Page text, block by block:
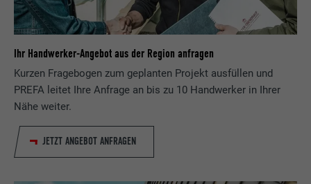
Ihr Handwerker-Angebot aus der Region anfragen
Kurzen Fragebogen zum geplanten Projekt ausfüllen und
PREFA leitet Ihre Anfrage an bis zu 10 Handwerker in Ihrer
Nähe weiter.
JETZT ANGEBOT ANFRAGEN